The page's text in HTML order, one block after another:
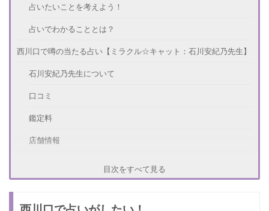
占いたいことを考えよう！
占いでわかることとは？
西川口で噂の当たる占い【ミラクル☆キャット：石川安紀乃先生】
石川安紀乃先生について
口コミ
鑑定料
店舗情報
口コミ
目次をすべて見る